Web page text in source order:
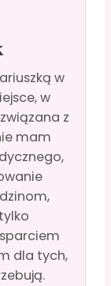
w
w
z
mam
dla tych,